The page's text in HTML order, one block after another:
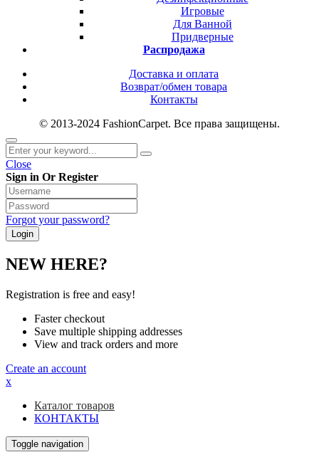
Игровые
Для Ванной
Придверные
Распродажа
Доставка и оплата
Возврат/обмен товара
Контакты
© 2013-2024 FashionCarpet. Все права защищены.
Close
Sign in Or Register
Forgot your password?
NEW HERE?
Registration is free and easy!
Faster checkout
Save multiple shipping addresses
View and track orders and more
Create an account
x
Каталог товаров
КОНТАКТЫ
Toggle navigation